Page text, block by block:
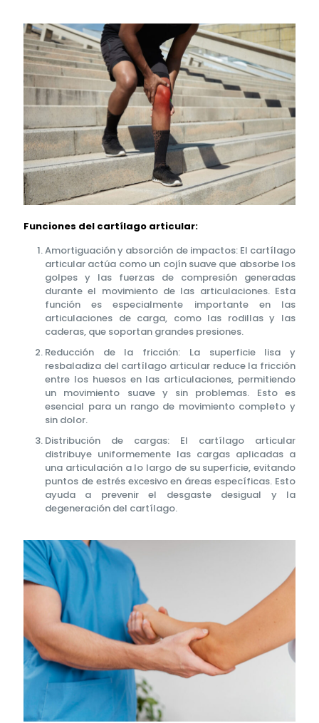
Funciones del cartílago articular:
Amortiguación y absorción de impactos: El cartílago
articular actúa como un cojín suave que absorbe los
golpes y las fuerzas de compresión generadas
durante el movimiento de las articulaciones. Esta
función es especialmente importante en las
articulaciones de carga, como las rodillas y las
caderas, que soportan grandes presiones.
Reducción de la fricción: La superficie lisa y
resbaladiza del cartílago articular reduce la fricción
entre los huesos en las articulaciones, permitiendo
un movimiento suave y sin problemas. Esto es
esencial para un rango de movimiento completo y
sin dolor.
Distribución de cargas: El cartílago articular
distribuye uniformemente las cargas aplicadas a
una articulación a lo largo de su superficie, evitando
puntos de estrés excesivo en áreas específicas. Esto
ayuda a prevenir el desgaste desigual y la
degeneración del cartílago.